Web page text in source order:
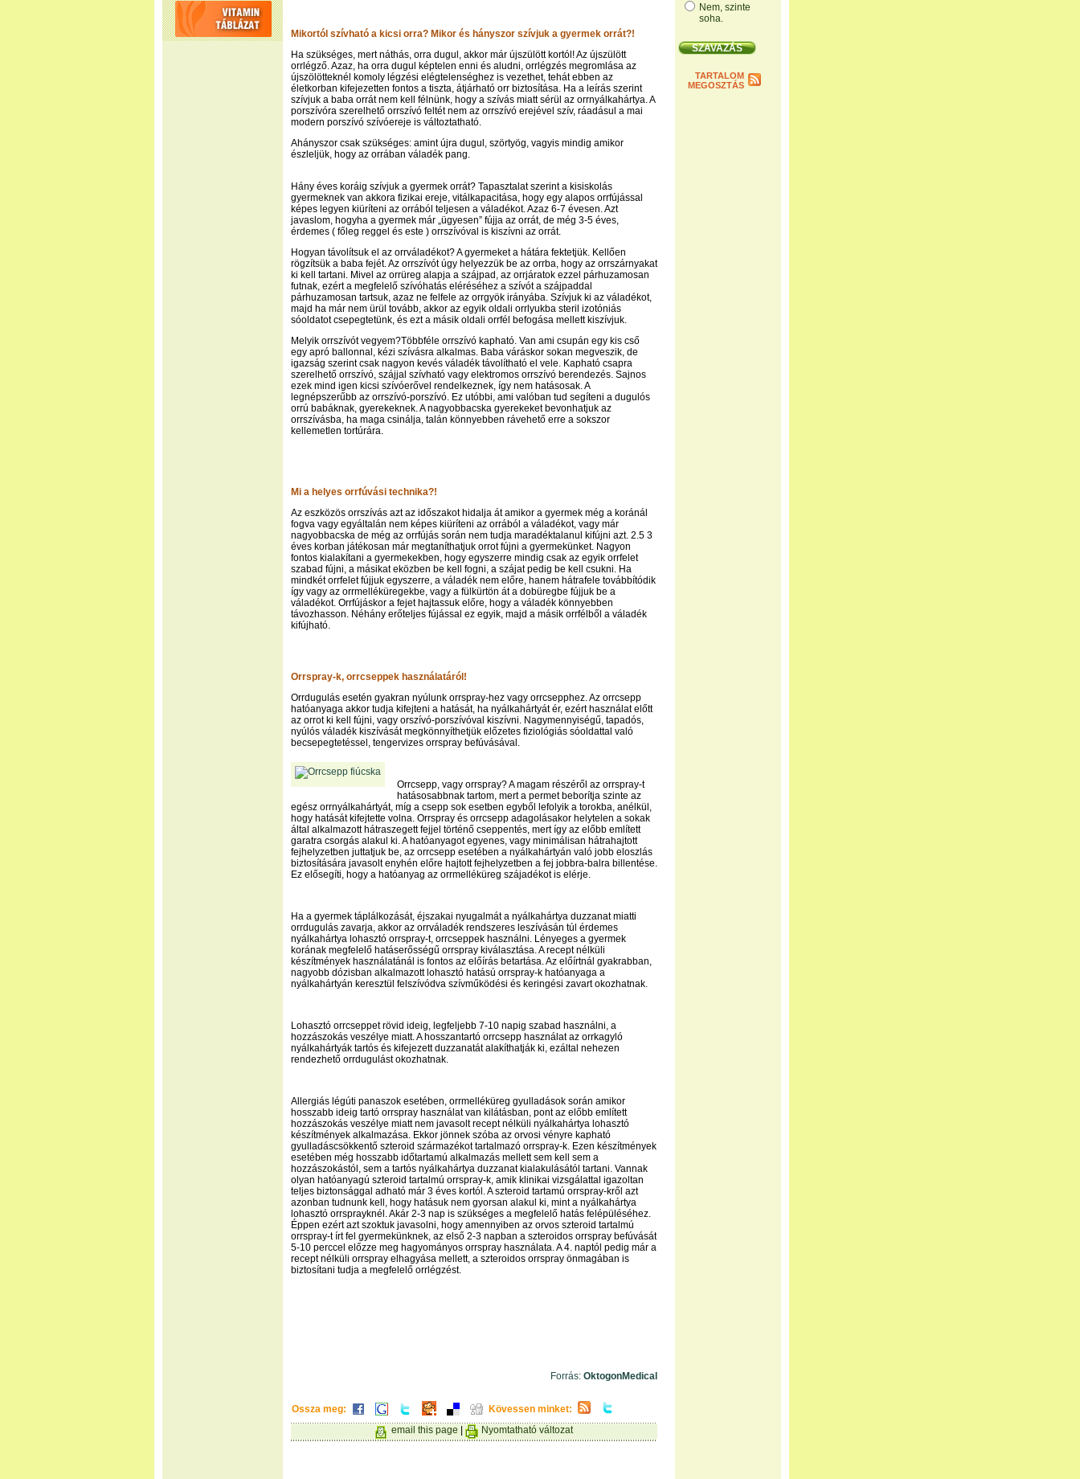
Nem, szinte
soha.
TARTALOM
MEGOSZTÁS
Mikortól szívható a kicsi orra? Mikor és hányszor szívjuk a gyermek orrát?!
Ha szükséges, mert náthás, orra dugul, akkor már újszülött kortól! Az újszülött
orrlégző. Azaz, ha orra dugul képtelen enni és aludni, orrlégzés megromlása az
újszölötteknél komoly légzési elégtelenséghez is vezethet, tehát ebben az
életkorban kifejezetten fontos a tiszta, átjárható orr biztosítása. Ha a leírás szerint
szívjuk a baba orrát nem kell félnünk, hogy a szívás miatt sérül az orrnyálkahártya. A
porszívóra szerelhető orrszívó feltét nem az orrszívó erejével szív, ráadásul a mai
modern porszívó szívóereje is változtatható.
Ahányszor csak szükséges: amint újra dugul, szörtyög, vagyis mindig amikor
észleljük, hogy az orrában váladék pang.
Hány éves koráig szívjuk a gyermek orrát? Tapasztalat szerint a kisiskolás
gyermeknek van akkora fizikai ereje, vitálkapacitása, hogy egy alapos orrfújással
képes legyen kiüríteni az orrából teljesen a váladékot. Azaz 6-7 évesen. Azt
javaslom, hogyha a gyermek már „ügyesen” fújja az orrát, de még 3-5 éves,
érdemes ( főleg reggel és este ) orrszívóval is kiszívni az orrát.
Hogyan távolítsuk el az orrváladékot? A gyermeket a hátára fektetjük. Kellően
rögzítsük a baba fejét. Az orrszívót úgy helyezzük be az orrba, hogy az orrszárnyakat
ki kell tartani. Mivel az orrüreg alapja a szájpad, az orrjáratok ezzel párhuzamosan
futnak, ezért a megfelelő szívóhatás eléréséhez a szívót a szájpaddal
párhuzamosan tartsuk, azaz ne felfele az orrgyök irányába. Szívjuk ki az váladékot,
majd ha már nem ürül tovább, akkor az egyik oldali orrlyukba steril izotóniás
sóoldatot csepegtetünk, és ezt a másik oldali orrfél befogása mellett kiszívjuk.
Melyik orrszívót vegyem?Többféle orrszívó kapható. Van ami csupán egy kis cső
egy apró ballonnal, kézi szívásra alkalmas. Baba váráskor sokan megveszik, de
igazság szerint csak nagyon kevés váladék távolítható el vele. Kapható csapra
szerelhető orrszívó, szájjal szívható vagy elektromos orrszívó berendezés. Sajnos
ezek mind igen kicsi szívóerővel rendelkeznek, így nem hatásosak. A
legnépszerűbb az orrszívó-porszívó. Ez utóbbi, ami valóban tud segíteni a dugulós
orrú babáknak, gyerekeknek. A nagyobbacska gyerekeket bevonhatjuk az
orrszívásba, ha maga csinálja, talán könnyebben rávehető erre a sokszor
kellemetlen tortúrára.
Mi a helyes orrfúvási technika?!
Az eszközös orrszívás azt az időszakot hidalja át amikor a gyermek még a koránál
fogva vagy egyáltalán nem képes kiüríteni az orrából a váladékot, vagy már
nagyobbacska de még az orrfújás során nem tudja maradéktalanul kifújni azt. 2.5 3
éves korban játékosan már megtaníthatjuk orrot fújni a gyermekünket. Nagyon
fontos kialakítani a gyermekekben, hogy egyszerre mindig csak az egyik orrfelet
szabad fújni, a másikat eközben be kell fogni, a szájat pedig be kell csukni. Ha
mindkét orrfelet fújjuk egyszerre, a váladék nem előre, hanem hátrafele továbbítódik
így vagy az orrmelléküregekbe, vagy a fülkürtön át a dobüregbe fújjuk be a
váladékot. Orrfújáskor a fejet hajtassuk előre, hogy a váladék könnyebben
távozhasson. Néhány erőteljes fújással ez egyik, majd a másik orrfélből a váladék
kifújható.
Orrspray-k, orrcseppek használatáról!
Orrdugulás esetén gyakran nyúlunk orrspray-hez vagy orrcsepphez. Az orrcsepp
hatóanyaga akkor tudja kifejteni a hatását, ha nyálkahártyát ér, ezért használat előtt
az orrot ki kell fújni, vagy orszívó-porszívóval kiszívni. Nagymennyiségű, tapadós,
nyúlós váladék kiszívását megkönnyíthetjük előzetes fiziológiás sóoldattal való
becsepegtetéssel, tengervizes orrspray befúvásával.
Orrcsepp, vagy orrspray? A magam részéről az orrspray-t
hatásosabbnak tartom, mert a permet beborítja szinte az
egész orrnyálkahártyát, míg a csepp sok esetben egyből lefolyik a torokba, anélkül,
hogy hatását kifejtette volna. Orrspray és orrcsepp adagolásakor helytelen a sokak
által alkalmazott hátraszegett fejjel történő cseppentés, mert így az előbb említett
garatra csorgás alakul ki. A hatóanyagot egyenes, vagy minimálisan hátrahajtott
fejhelyzetben juttatjuk be, az orrcsepp esetében a nyálkahártyán való jobb eloszlás
biztosítására javasolt enyhén előre hajtott fejhelyzetben a fej jobbra-balra billentése.
Ez elősegíti, hogy a hatóanyag az orrmelléküreg szájadékot is elérje.
Ha a gyermek táplálkozását, éjszakai nyugalmát a nyálkahártya duzzanat miatti
orrdugulás zavarja, akkor az orrváladék rendszeres leszívásán túl érdemes
nyálkahártya lohasztó orrspray-t, orrcseppek használni. Lényeges a gyermek
korának megfelelő hatáserősségű orrspray kiválasztása. A recept nélküli
készítmények használatánál is fontos az előírás betartása. Az előírtnál gyakrabban,
nagyobb dózisban alkalmazott lohasztó hatású orrspray-k hatóanyaga a
nyálkahártyán keresztül felszívódva szívműködési és keringési zavart okozhatnak.
Lohasztó orrcseppet rövid ideig, legfeljebb 7-10 napig szabad használni, a
hozzászokás veszélye miatt. A hosszantartó orrcsepp használat az orrkagyló
nyálkahártyák tartós és kifejezett duzzanatát alakíthatják ki, ezáltal nehezen
rendezhető orrdugulást okozhatnak.
Allergiás légúti panaszok esetében, orrmelléküreg gyulladások során amikor
hosszabb ideig tartó orrspray használat van kilátásban, pont az előbb említett
hozzászokás veszélye miatt nem javasolt recept nélküli nyálkahártya lohasztó
készítmények alkalmazása. Ekkor jönnek szóba az orvosi vényre kapható
gyulladáscsökkentő szteroid származékot tartalmazó orrspray-k. Ezen készítmények
esetében még hosszabb időtartamú alkalmazás mellett sem kell sem a
hozzászokástól, sem a tartós nyálkahártya duzzanat kialakulásától tartani. Vannak
olyan hatóanyagú szteroid tartalmú orrspray-k, amik klinikai vizsgálattal igazoltan
teljes biztonsággal adható már 3 éves kortól. A szteroid tartamú orrspray-kről azt
azonban tudnunk kell, hogy hatásuk nem gyorsan alakul ki, mint a nyálkahártya
lohasztó orrsprayknél. Akár 2-3 nap is szükséges a megfelelő hatás felépüléséhez.
Éppen ezért azt szoktuk javasolni, hogy amennyiben az orvos szteroid tartalmú
orrspray-t írt fel gyermekünknek, az első 2-3 napban a szteroidos orrspray befúvását
5-10 perccel előzze meg hagyományos orrspray használata. A 4. naptól pedig már a
recept nélküli orrspray elhagyása mellett, a szteroidos orrspray önmagában is
biztosítani tudja a megfelelő orrlégzést.
Forrás: OktogonMedical
Ossza meg:
Kövessen minket:
email this page
Nyomtatható változat